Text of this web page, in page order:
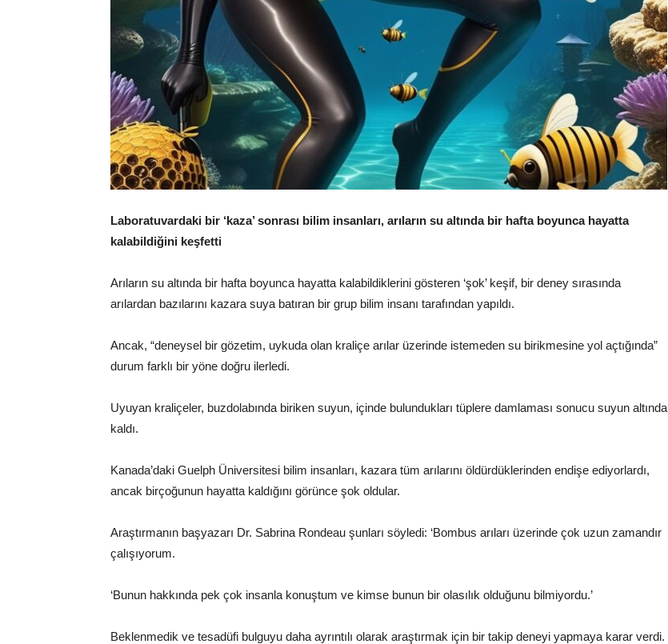
Laboratuvardaki bir ‘kaza’ sonrası bilim insanları, arıların su altında bir hafta boyunca hayatta
kalabildiğini keşfetti
Arıların su altında bir hafta boyunca hayatta kalabildiklerini gösteren ‘şok’ keşif, bir deney sırasında
arılardan bazılarını kazara suya batıran bir grup bilim insanı tarafından yapıldı.
Ancak, “deneysel bir gözetim, uykuda olan kraliçe arılar üzerinde istemeden su birikmesine yol açtığında”
durum farklı bir yöne doğru ilerledi.
Uyuyan kraliçeler, buzdolabında biriken suyun, içinde bulundukları tüplere damlaması sonucu suyun altında
kaldı.
Kanada’daki Guelph Üniversitesi bilim insanları, kazara tüm arılarını öldürdüklerinden endişe ediyorlardı,
ancak birçoğunun hayatta kaldığını görünce şok oldular.
Araştırmanın başyazarı Dr. Sabrina Rondeau şunları söyledi: ‘Bombus arıları üzerinde çok uzun zamandır
çalışıyorum.
‘Bunun hakkında pek çok insanla konuştum ve kimse bunun bir olasılık olduğunu bilmiyordu.’
Beklenmedik ve tesadüfi bulguyu daha ayrıntılı olarak araştırmak için bir takip deneyi yapmaya karar verdi.